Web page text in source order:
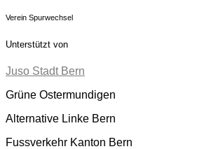
Verein Spurwechsel
Unterstützt von
Juso Stadt Bern
Grüne Ostermundigen
Alternative Linke Bern
Fussverkehr Kanton Bern